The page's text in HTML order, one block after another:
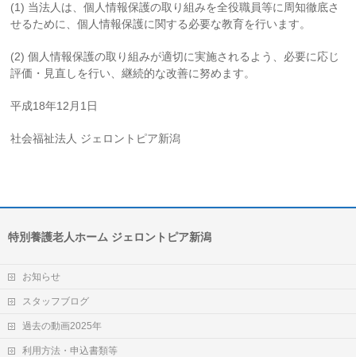
(1) 当法人は、個人情報保護の取り組みを全役職員等に周知徹底さ
せるために、個人情報保護に関する必要な教育を行います。
(2) 個人情報保護の取り組みが適切に実施されるよう、必要に応じ
評価・見直しを行い、継続的な改善に努めます。
平成18年12月1日
社会福祉法人 ジェロントピア新潟
特別養護老人ホーム ジェロントピア新潟
お知らせ
スタッフブログ
過去の動画2025年
利用方法・申込書類等